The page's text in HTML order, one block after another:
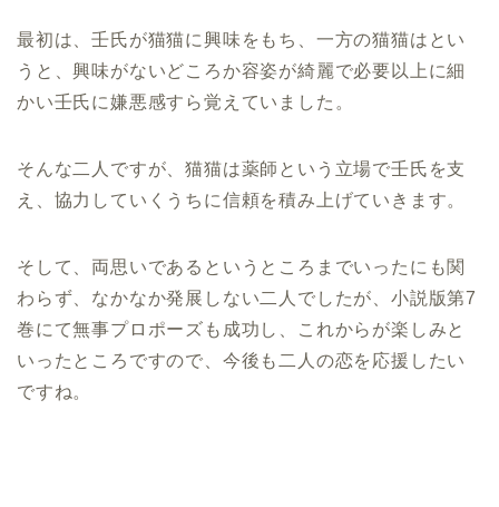
最初は、壬氏が猫猫に興味をもち、一方の猫猫はとい
うと、興味がないどころか容姿が綺麗で必要以上に細
かい壬氏に嫌悪感すら覚えていました。
そんな二人ですが、猫猫は薬師という立場で壬氏を支
え、協力していくうちに信頼を積み上げていきます。
そして、両思いであるというところまでいったにも関
わらず、なかなか発展しない二人でしたが、小説版第7
巻にて無事プロポーズも成功し、これからが楽しみと
いったところですので、今後も二人の恋を応援したい
ですね。